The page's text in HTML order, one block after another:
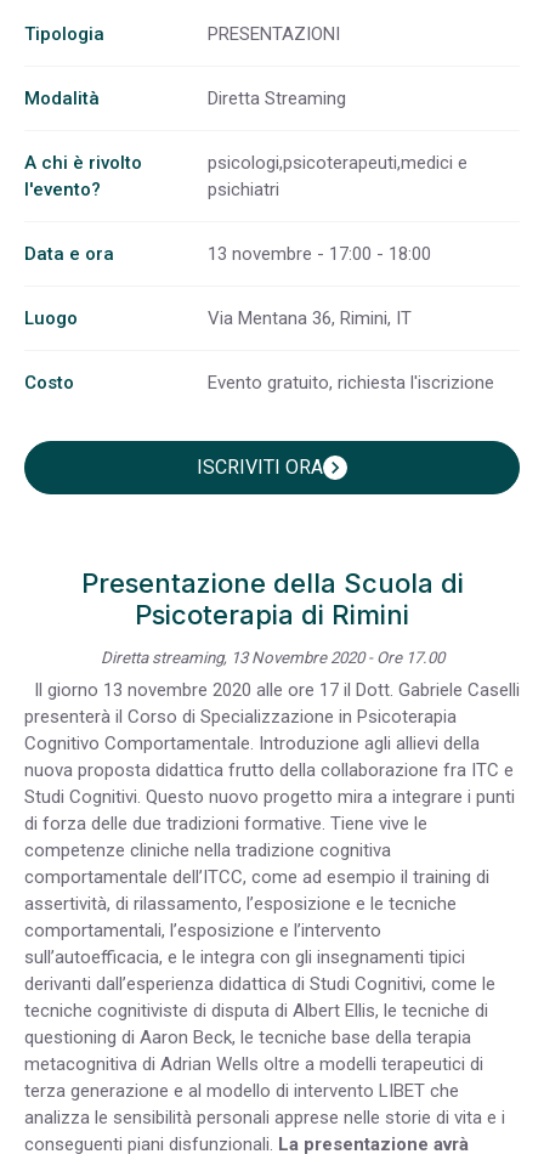
Tipologia PRESENTAZIONI
Modalità Diretta Streaming
A chi è rivolto
l'evento?
psicologi,psicoterapeuti,medici e
psichiatri
Data e ora 13 novembre - 17:00 - 18:00
Luogo Via Mentana 36, Rimini, IT
Costo Evento gratuito, richiesta l'iscrizione
ISCRIVITI ORAchevron_right
Presentazione della Scuola di
Psicoterapia di Rimini
Diretta streaming, 13 Novembre 2020 - Ore 17.00
Il giorno 13 novembre 2020 alle ore 17 il Dott. Gabriele Caselli
presenterà il Corso di Specializzazione in Psicoterapia
Cognitivo Comportamentale. Introduzione agli allievi della
nuova proposta didattica frutto della collaborazione fra ITC e
Studi Cognitivi. Questo nuovo progetto mira a integrare i punti
di forza delle due tradizioni formative. Tiene vive le
competenze cliniche nella tradizione cognitiva
comportamentale dell’ITCC, come ad esempio il training di
assertività, di rilassamento, l’esposizione e le tecniche
comportamentali, l’esposizione e l’intervento
sull’autoefficacia, e le integra con gli insegnamenti tipici
derivanti dall’esperienza didattica di Studi Cognitivi, come le
tecniche cognitiviste di disputa di Albert Ellis, le tecniche di
questioning di Aaron Beck, le tecniche base della terapia
metacognitiva di Adrian Wells oltre a modelli terapeutici di
terza generazione e al modello di intervento LIBET che
analizza le sensibilità personali apprese nelle storie di vita e i
conseguenti piani disfunzionali. La presentazione avrà